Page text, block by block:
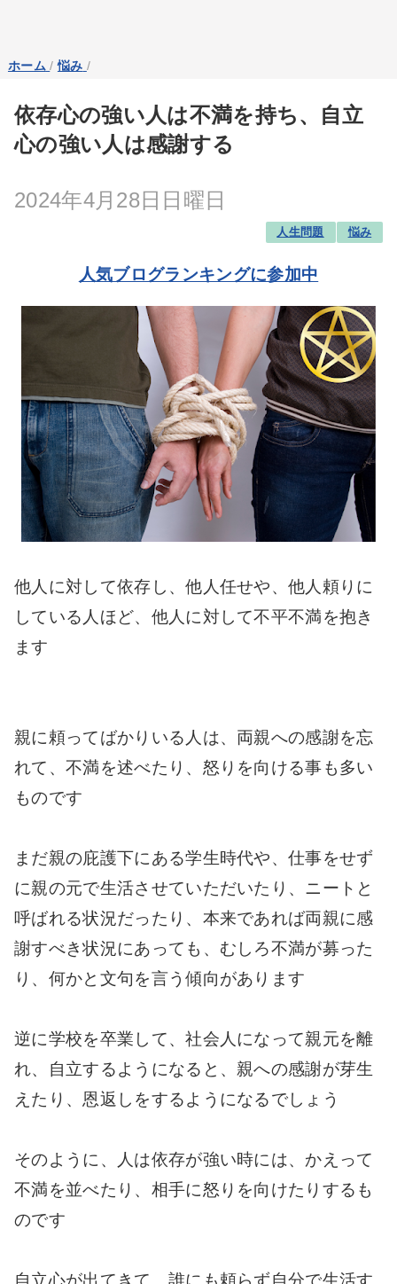
ホーム /悩み /
依存心の強い人は不満を持ち、自立
心の強い人は感謝する
2024年4月28日日曜日
人生問題 悩み
人気ブログランキングに参加中
他人に対して依存し、他人任せや、他人頼りに
している人ほど、他人に対して不平不満を抱き
ます
親に頼ってばかりいる人は、両親への感謝を忘
れて、不満を述べたり、怒りを向ける事も多い
ものです
まだ親の庇護下にある学生時代や、仕事をせず
に親の元で生活させていただいたり、ニートと
呼ばれる状況だったり、本来であれば両親に感
謝すべき状況にあっても、むしろ不満が募った
り、何かと文句を言う傾向があります
逆に学校を卒業して、社会人になって親元を離
れ、自立するようになると、親への感謝が芽生
えたり、恩返しをするようになるでしょう
そのように、人は依存が強い時には、かえって
不満を並べたり、相手に怒りを向けたりするも
のです